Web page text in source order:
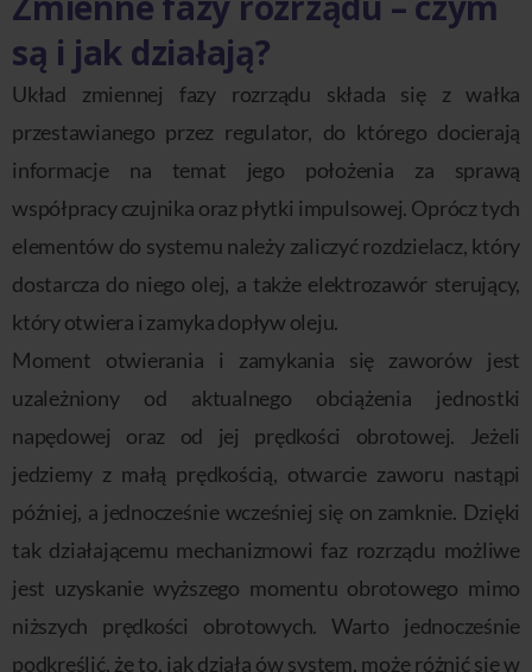
są i jak działają?
Układ zmiennej fazy rozrządu składa się z wałka
przestawianego przez regulator, do którego docierają
informacje na temat jego położenia za sprawą
współpracy czujnika oraz płytki impulsowej. Oprócz tych
elementów do systemu należy zaliczyć rozdzielacz, który
dostarcza do niego olej, a także elektrozawór sterujący,
który otwiera i zamyka dopływ oleju.
Moment otwierania i zamykania się zaworów jest
uzależniony od aktualnego obciążenia jednostki
napędowej oraz od jej prędkości obrotowej. Jeżeli
jedziemy z małą prędkością, otwarcie zaworu nastąpi
później, a jednocześnie wcześniej się on zamknie. Dzięki
tak działającemu mechanizmowi faz rozrządu możliwe
jest uzyskanie wyższego momentu obrotowego mimo
niższych prędkości obrotowych. Warto jednocześnie
podkreślić, że to, jak działa ów system, może różnić się w